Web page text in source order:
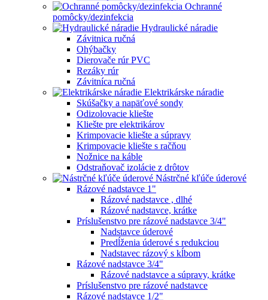
Ochranné
pomôcky/dezinfekcia
Hydraulické náradie
Závitnica ručná
Ohýbačky
Dierovače rúr PVC
Rezáky rúr
Závitníca ručná
Elektrikárske náradie
Skúšačky a napäťové sondy
Odizolovacie kliešte
Kliešte pre elektrikárov
Krimpovacie kliešte a súpravy
Krimpovacie kliešte s račňou
Nožnice na káble
Odstraňovač izolácie z drôtov
Nástrčné kľúče úderové
Rázové nadstavce 1"
Rázové nadstavce , dlhé
Rázové nadstavce, krátke
Príslušenstvo pre rázové nadstavce 3/4"
Nadstavce úderové
Predĺženia úderové s redukciou
Nadstavec rázový s kĺbom
Rázové nadstavce 3/4"
Rázové nadstavce a súpravy, krátke
Príslušenstvo pre rázové nadstavce
Rázové nadstavce 1/2"